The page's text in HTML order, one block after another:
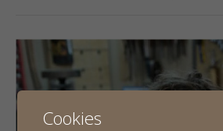
Cookies